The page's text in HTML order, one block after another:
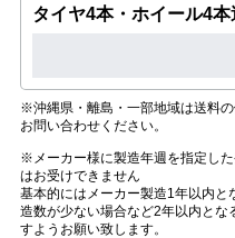
タイヤ4本・ホイール4本
※沖縄県・離島・一部地域は送料
お問い合わせください。
※メーカー様に製造年週を指定し
はお受けできません
基本的にはメーカー製造1年以内
造数が少ない場合など2年以内とな
すようお願い致します。